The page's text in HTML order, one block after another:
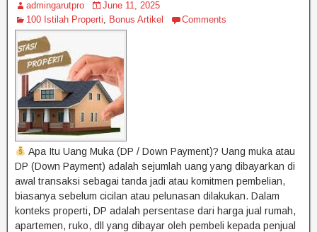
admingarutpro
June 11, 2025
100 Istilah Properti, Bonus Artikel Comments
Apa Itu Uang Muka (DP / Down Payment)? Uang muka atau
DP (Down Payment) adalah sejumlah uang yang dibayarkan di
awal transaksi sebagai tanda jadi atau komitmen pembelian,
biasanya sebelum cicilan atau pelunasan dilakukan. Dalam
konteks properti, DP adalah persentase dari harga jual rumah,
apartemen, ruko, dll yang dibayar oleh pembeli kepada penjual